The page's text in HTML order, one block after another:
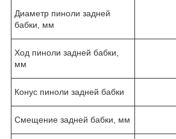
Диаметр пиноли задней
бабки, мм
Ход пиноли задней бабки,
мм
Конус пиноли задней бабки
Смещение задней бабки, мм